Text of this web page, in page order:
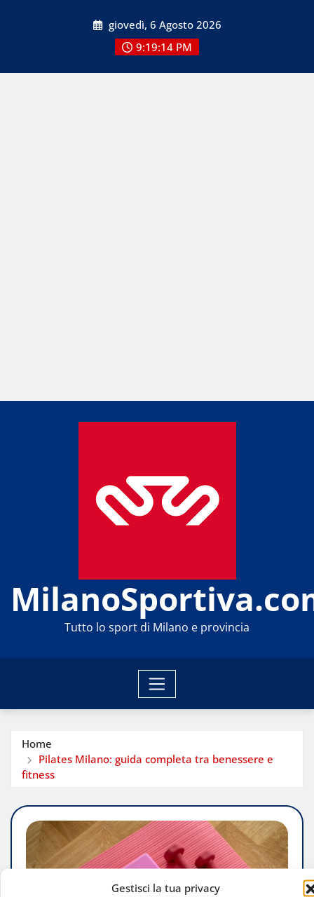
Gestisci la tua privacy
giovedì, 6 Agosto 2026
9:19:14 PM
Tutto lo sport di Milano e provincia
Home
Pilates Milano: guida completa tra benessere e
fitness